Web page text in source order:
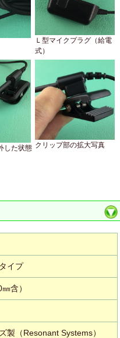
Ｌ型マイクプラグ（給電
式）
した状態 クリップ部の拡大写真
イプ
含）
製（Resonant Systems）